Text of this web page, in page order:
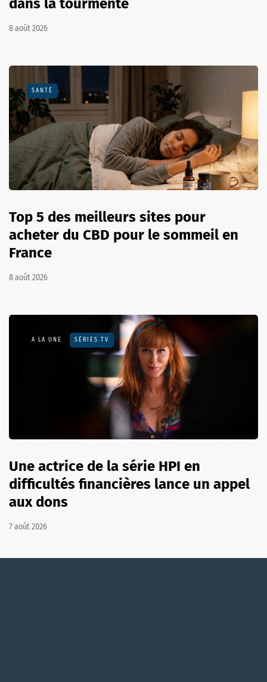
dans la tourmente
8 août 2026
SANTÉ
Top 5 des meilleurs sites pour
acheter du CBD pour le sommeil en
France
8 août 2026
A LA UNE SÉRIES TV
Une actrice de la série HPI en
difficultés financières lance un appel
aux dons
7 août 2026